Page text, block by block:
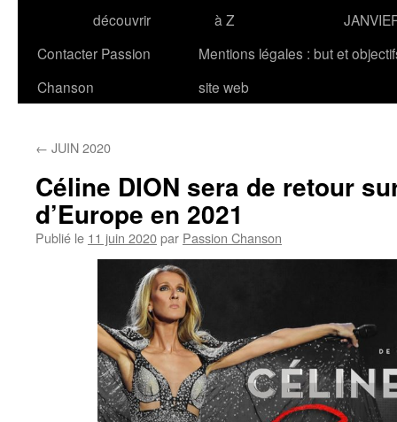
découvrir
à Z
Contacter Passion
Chanson
Mentions légales : but et
site web
← JUIN 2020
Céline DION sera de retour
d’Europe en 2021
Publié le 11 juin 2020par Passion Chanson